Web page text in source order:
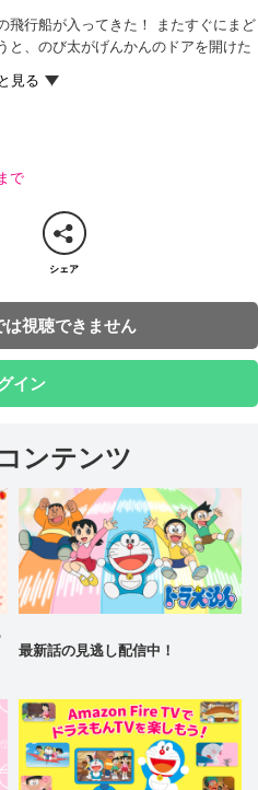
飛行船が入ってきた！ またすぐにまど
と、のび太がげんかんのドアを開けた
のラジコンだったのだ。じまんげなス
始める。
太は、自分もほしいとドラえもんに
ラえもんからたのまれたというドラ
未来からやってきた。この熱気球
、ジェット気流発生機と着地ポイント
ーで気球からの景色を見ることもでき
熱気球を使って、しずかちゃんがわす
で
シェア
は視聴できません
イン
ンテンツ
最新話の見逃し配信中！